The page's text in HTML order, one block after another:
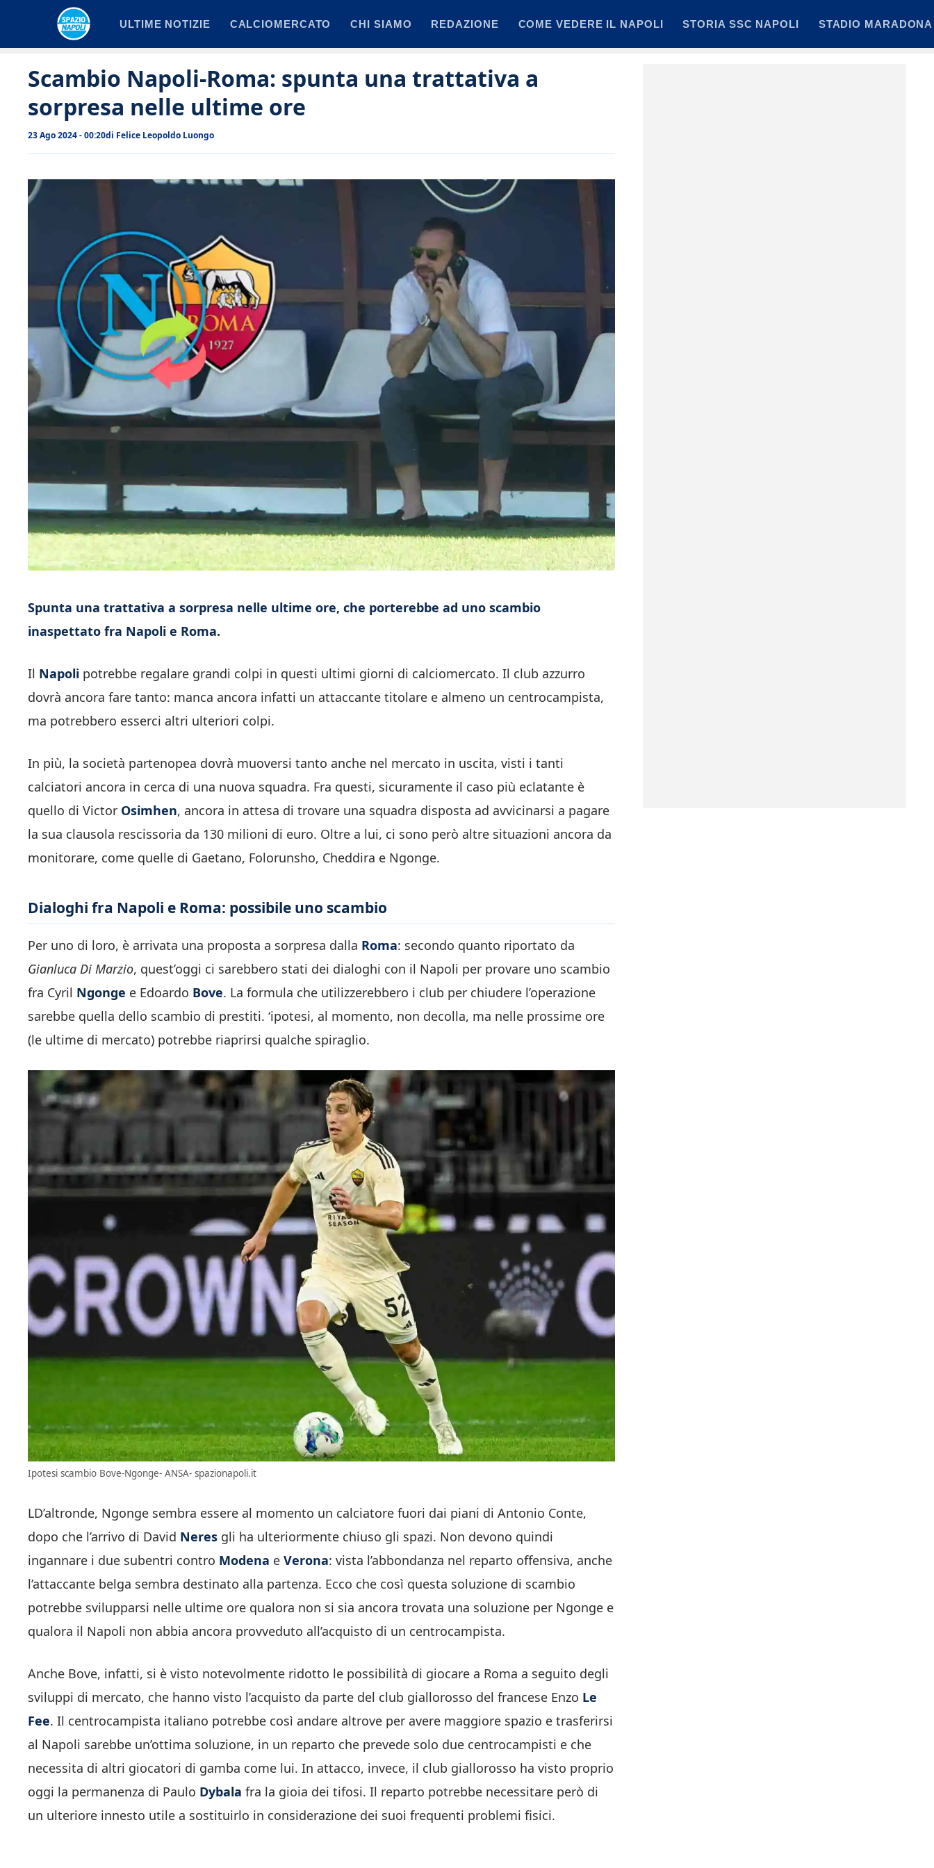
ULTIME NOTIZIE CALCIOMERCATO CHI SIAMO REDAZIONE COME VEDERE IL NAPOLI STORIA SSC NAPOLI STADIO MARADONA
Scambio Napoli-Roma: spunta una trattativa a
sorpresa nelle ultime ore
23 Ago 2024 - 00:20di Felice Leopoldo Luongo
Spunta una trattativa a sorpresa nelle ultime ore, che porterebbe ad uno scambio
inaspettato fra Napoli e Roma.
Il Napoli potrebbe regalare grandi colpi in questi ultimi giorni di calciomercato. Il club azzurro
dovrà ancora fare tanto: manca ancora infatti un attaccante titolare e almeno un centrocampista,
ma potrebbero esserci altri ulteriori colpi.
In più, la società partenopea dovrà muoversi tanto anche nel mercato in uscita, visti i tanti
calciatori ancora in cerca di una nuova squadra. Fra questi, sicuramente il caso più eclatante è
quello di Victor Osimhen, ancora in attesa di trovare una squadra disposta ad avvicinarsi a pagare
la sua clausola rescissoria da 130 milioni di euro. Oltre a lui, ci sono però altre situazioni ancora da
monitorare, come quelle di Gaetano, Folorunsho, Cheddira e Ngonge.
Dialoghi fra Napoli e Roma: possibile uno scambio
Per uno di loro, è arrivata una proposta a sorpresa dalla Roma: secondo quanto riportato da
Gianluca Di Marzio, quest’oggi ci sarebbero stati dei dialoghi con il Napoli per provare uno scambio
fra Cyril Ngonge e Edoardo Bove. La formula che utilizzerebbero i club per chiudere l’operazione
sarebbe quella dello scambio di prestiti. ‘ipotesi, al momento, non decolla, ma nelle prossime ore
(le ultime di mercato) potrebbe riaprirsi qualche spiraglio.
Ipotesi scambio Bove-Ngonge- ANSA- spazionapoli.it
LD’altronde, Ngonge sembra essere al momento un calciatore fuori dai piani di Antonio Conte,
dopo che l’arrivo di David Neres gli ha ulteriormente chiuso gli spazi. Non devono quindi
ingannare i due subentri contro Modena e Verona: vista l’abbondanza nel reparto offensiva, anche
l’attaccante belga sembra destinato alla partenza. Ecco che così questa soluzione di scambio
potrebbe svilupparsi nelle ultime ore qualora non si sia ancora trovata una soluzione per Ngonge e
qualora il Napoli non abbia ancora provveduto all’acquisto di un centrocampista.
Anche Bove, infatti, si è visto notevolmente ridotto le possibilità di giocare a Roma a seguito degli
sviluppi di mercato, che hanno visto l’acquisto da parte del club giallorosso del francese Enzo Le
Fee. Il centrocampista italiano potrebbe così andare altrove per avere maggiore spazio e trasferirsi
al Napoli sarebbe un’ottima soluzione, in un reparto che prevede solo due centrocampisti e che
necessita di altri giocatori di gamba come lui. In attacco, invece, il club giallorosso ha visto proprio
oggi la permanenza di Paulo Dybala fra la gioia dei tifosi. Il reparto potrebbe necessitare però di
un ulteriore innesto utile a sostituirlo in considerazione dei suoi frequenti problemi fisici.